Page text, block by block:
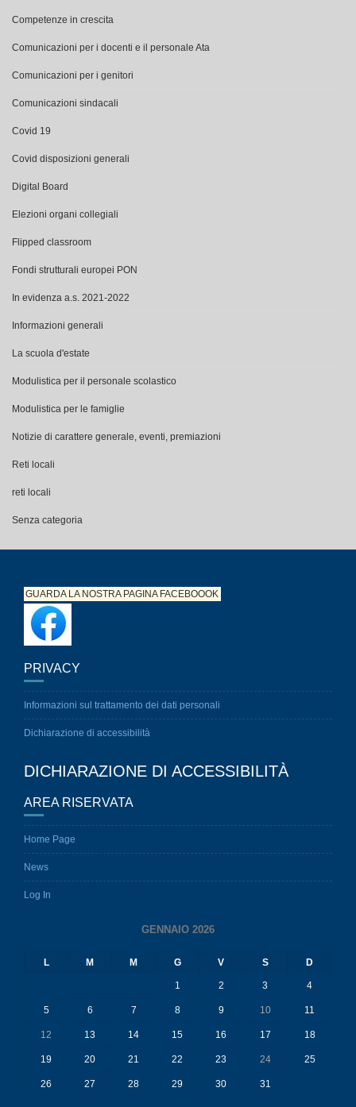
Competenze in crescita
Comunicazioni per i docenti e il personale Ata
Comunicazioni per i genitori
Comunicazioni sindacali
Covid 19
Covid disposizioni generali
Digital Board
Elezioni organi collegiali
Flipped classroom
Fondi strutturali europei PON
In evidenza a.s. 2021-2022
Informazioni generali
La scuola d'estate
Modulistica per il personale scolastico
Modulistica per le famiglie
Notizie di carattere generale, eventi, premiazioni
Reti locali
reti locali
Senza categoria
GUARDA LA NOSTRA PAGINAFACEBOOOK
PRIVACY
Informazioni sul trattamento dei dati personali
Dichiarazione di accessibilità
DICHIARAZIONE DI ACCESSIBILITÀ
AREA RISERVATA
Home Page
News
Log In
GENNAIO 2026
L M M G V S D
1 2 3 4
5 6 7 8 9 10 11
12 13 14 15 16 17 18
19 20 21 22 23 24 25
26 27 28 29 30 31